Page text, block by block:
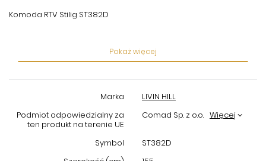
Komoda RTV Stilig ST382D
Komoda została zaprojektowana z myślą o funkcjonalności
który gwarantuje ciche i komfortowe zamykanie. Wewnątrz
znajdują się 2 regulowane półki, umożliwiające dostosowanie
przestrzeni do indywidualnych potrzeb – idealne do
przechowywania sprzętu RTV, płyt, książek czy akcesoriów.
oraz metalowe uchwyty to gwarancja
Pokaż więcej
Marka
LIVIN HILL
Podmiot odpowiedzialny za
ten produkt na terenie UE
Comad Sp. z o.o. Więcej
Symbol
ST382D